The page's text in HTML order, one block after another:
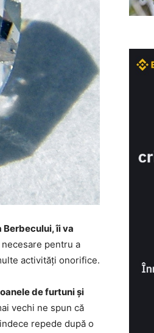
îi va
pentru a
activități onorifice.
de furtuni și
vechi ne spun că
repede după o